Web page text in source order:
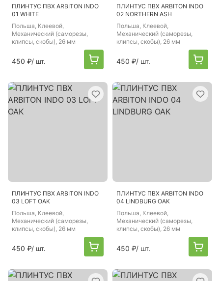
ПЛИНТУС ПВХ ARBITON INDO
01 WHITE
Польша, Клеевой,
Механический (саморезы,
клипсы, скобы), 26 мм
450 ₽/ шт.
ПЛИНТУС ПВХ ARBITON INDO
02 NORTHERN ASH
Польша, Клеевой,
Механический (саморезы,
клипсы, скобы), 26 мм
450 ₽/ шт.
ПЛИНТУС ПВХ ARBITON INDO
03 LOFT OAK
Польша, Клеевой,
Механический (саморезы,
клипсы, скобы), 26 мм
450 ₽/ шт.
ПЛИНТУС ПВХ ARBITON INDO
04 LINDBURG OAK
Польша, Клеевой,
Механический (саморезы,
клипсы, скобы), 26 мм
450 ₽/ шт.